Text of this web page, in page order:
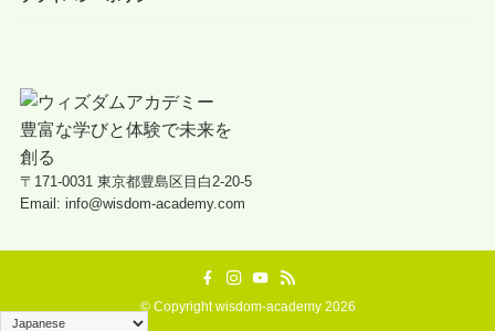
〒171-0031 東京都豊島区目白2-20-5
Email: info@wisdom-academy.com
©Copyright wisdom-academy 2026